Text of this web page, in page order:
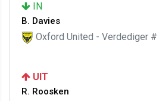
IN
B. Davies
Oxford United - Verdediger #
UIT
R. Roosken